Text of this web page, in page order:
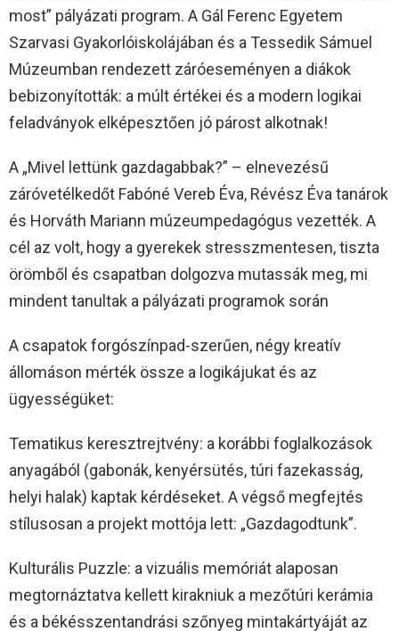
most” pályázati program. A Gál Ferenc Egyetem
Szarvasi Gyakorlóiskolájában és a Tessedik Sámuel
Múzeumban rendezett záróeseményen a diákok
bebizonyították: a múlt értékei és a modern logikai
feladványok elképesztően jó párost alkotnak!
A „Mivel lettünk gazdagabbak?” – elnevezésű
záróvetélkedőt Fabóné Vereb Éva, Révész Éva tanárok
és Horváth Mariann múzeumpedagógus vezették. A
cél az volt, hogy a gyerekek stresszmentesen, tiszta
örömből és csapatban dolgozva mutassák meg, mi
mindent tanultak a pályázati programok során
A csapatok forgószínpad-szerűen, négy kreatív
állomáson mérték össze a logikájukat és az
ügyességüket:
Tematikus keresztrejtvény: a korábbi foglalkozások
anyagából (gabonák, kenyérsütés, túri fazekasság,
helyi halak) kaptak kérdéseket. A végső megfejtés
stílusosan a projekt mottója lett: „Gazdagodtunk”.
Kulturális Puzzle: a vizuális memóriát alaposan
megtornáztatva kellett kirakniuk a mezőtúri kerámia
és a békésszentandrási szőnyeg mintakártyáját az